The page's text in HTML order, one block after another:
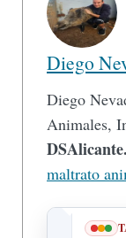
Diego
Diego
Animales,
maltrato